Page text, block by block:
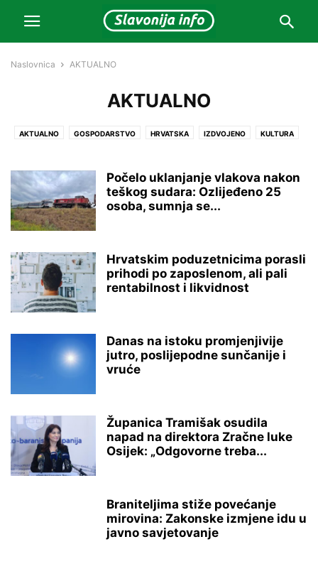
Naslovnica AKTUALNO
AKTUALNO
AKTUALNO GOSPODARSTVO HRVATSKA IZDVOJENO KULTURA
PROMO SPORTPočelo uklanjanje vlakova nakon
teškog sudara: Ozlijeđeno 25
osoba, sumnja se...
Hrvatskim poduzetnicima porasli
prihodi po zaposlenom, ali pali
rentabilnost i likvidnost
Danas na istoku promjenjivije
jutro, poslijepodne sunčanije i
vruće
Županica Tramišak osudila
napad na direktora Zračne luke
Osijek: „Odgovorne treba...
Braniteljima stiže povećanje
mirovina: Zakonske izmjene idu u
javno savjetovanje